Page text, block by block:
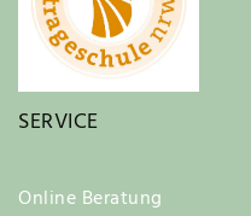
SERVICE
Online Beratung